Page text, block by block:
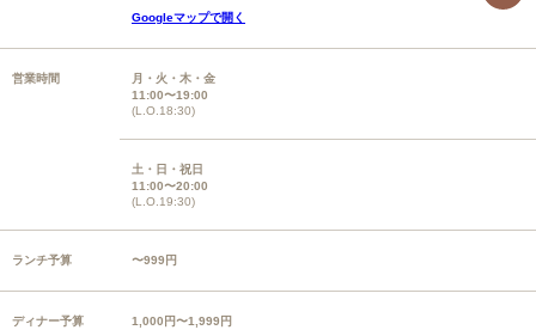
Googleマップで開く
営業時間
月・火・木・金
11:00〜19:00
(L.O.18:30)
土・日・祝日
11:00〜20:00
(L.O.19:30)
ランチ予算 〜999円
ディナー予算 1,000円〜1,999円